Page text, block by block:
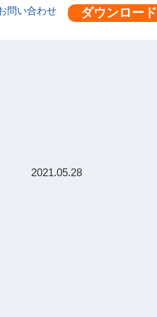
問い合わせ ダウンロード
2021.05.28